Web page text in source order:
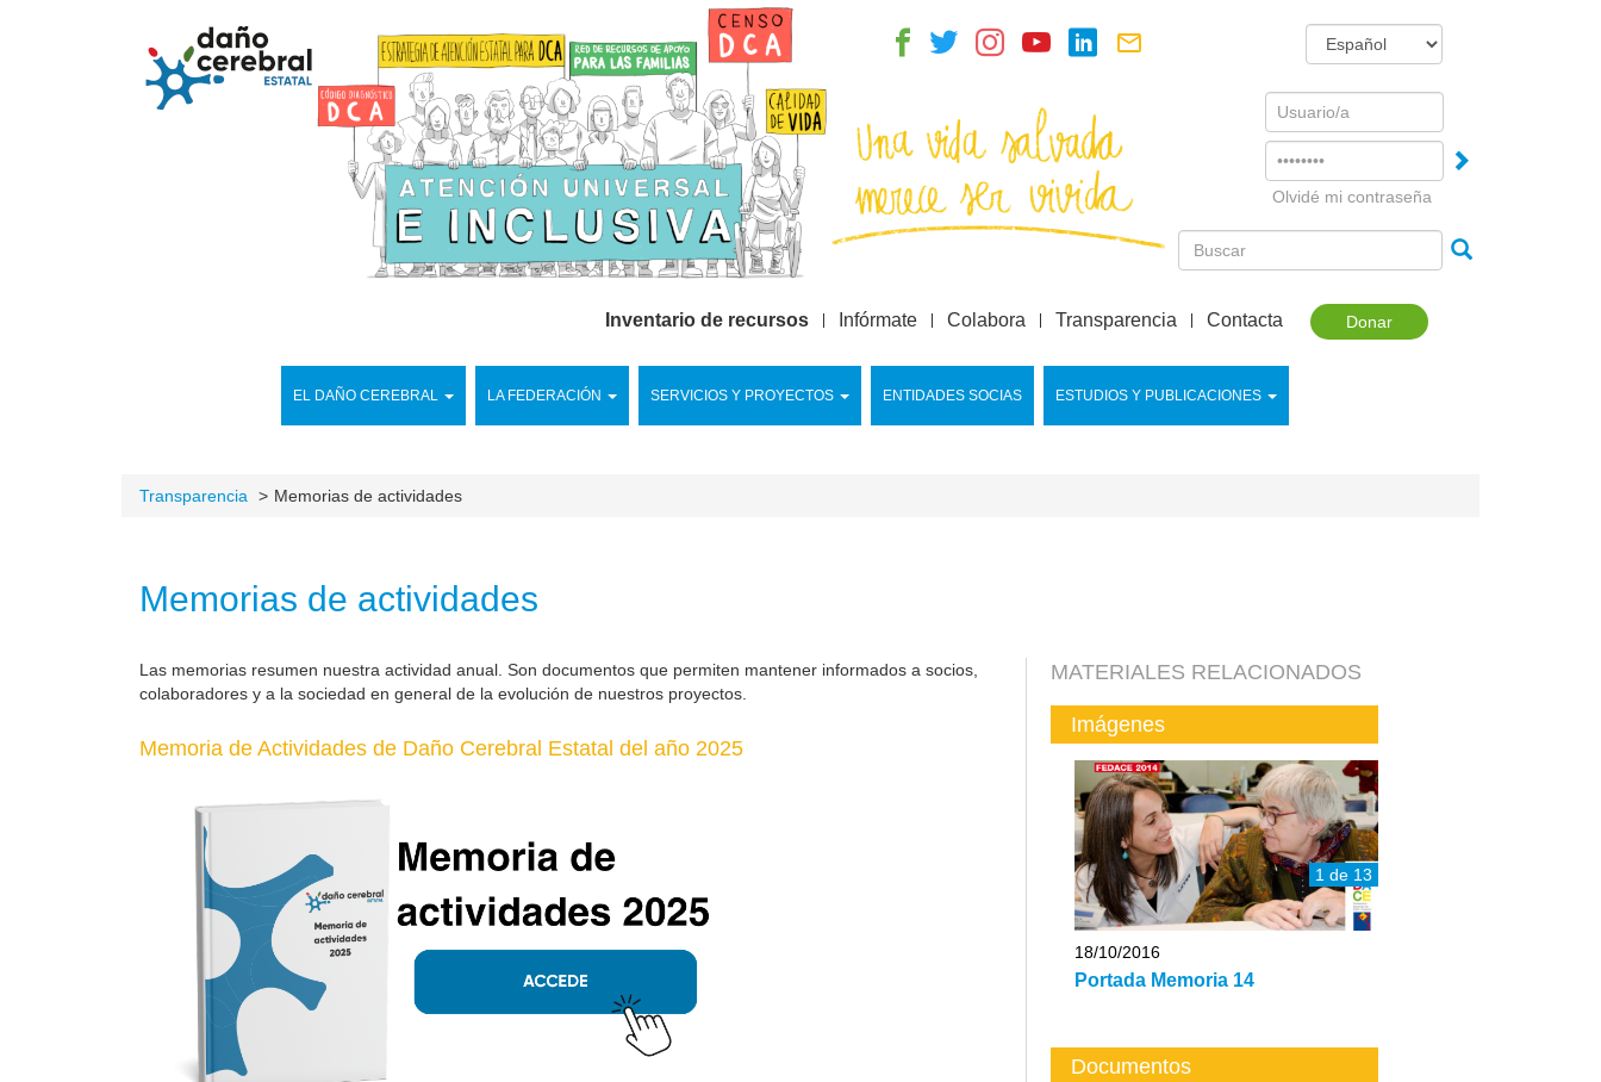
Username
Olvidé mi contraseña
Donar
EL DAÑO CEREBRAL LA FEDERACIÓN SERVICIOS Y PROYECTOS ENTIDADES SOCIAS ESTUDIOS Y PUBLICACIONES
Inventario de recursos Infórmate Colabora Transparencia Contacta
Transparencia Memorias de actividades
Memorias de actividades
Las memorias resumen nuestra actividad anual. Son documentos que permiten mantener informados a socios,
colaboradores y a la sociedad en general de la evolución de nuestros proyectos.
Memoria de Actividades de Daño Cerebral Estatal del año 2025
MATERIALES RELACIONADOS
Imágenes
1 de 13
18/10/2016
Portada Memoria 14
Documentos